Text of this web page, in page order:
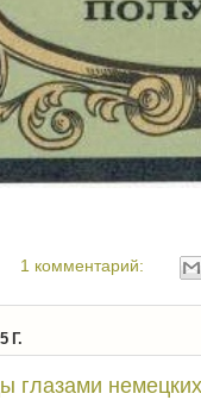
1 комментарий:
Г.
глазами